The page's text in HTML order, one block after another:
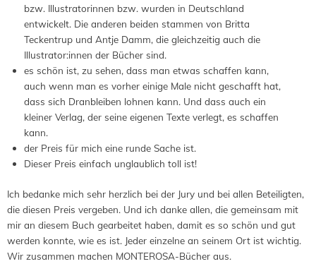
bzw. Illustratorinnen bzw. wurden in Deutschland
entwickelt. Die anderen beiden stammen von Britta
Teckentrup und Antje Damm, die gleichzeitig auch die
Illustrator:innen der Bücher sind.
es schön ist, zu sehen, dass man etwas schaffen kann,
auch wenn man es vorher einige Male nicht geschafft hat,
dass sich Dranbleiben lohnen kann. Und dass auch ein
kleiner Verlag, der seine eigenen Texte verlegt, es schaffen
kann.
der Preis für mich eine runde Sache ist.
Dieser Preis einfach unglaublich toll ist!
Ich bedanke mich sehr herzlich bei der Jury und bei allen Beteiligten,
die diesen Preis vergeben. Und ich danke allen, die gemeinsam mit
mir an diesem Buch gearbeitet haben, damit es so schön und gut
werden konnte, wie es ist. Jeder einzelne an seinem Ort ist wichtig.
Wir zusammen machen MONTEROSA-Bücher aus.